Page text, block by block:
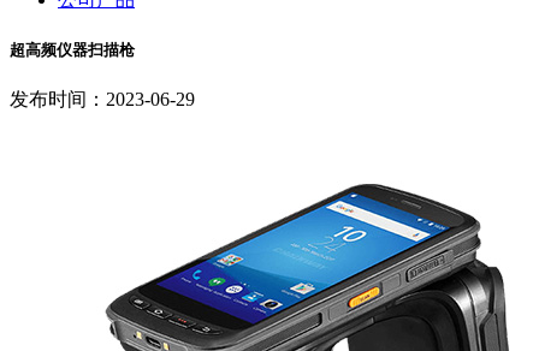
超高频仪器扫描枪
发布时间：2023-06-29